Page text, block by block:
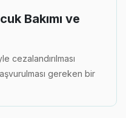
Bakımı ve
cezalandırılması
gereken bir